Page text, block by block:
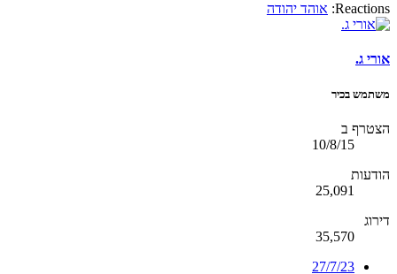
Reactions: אוהד יהודה
אורי ג.
משתמש בכיר
הצטרף ב
10/8/15
הודעות
25,091
דירוג
35,570
27/7/23